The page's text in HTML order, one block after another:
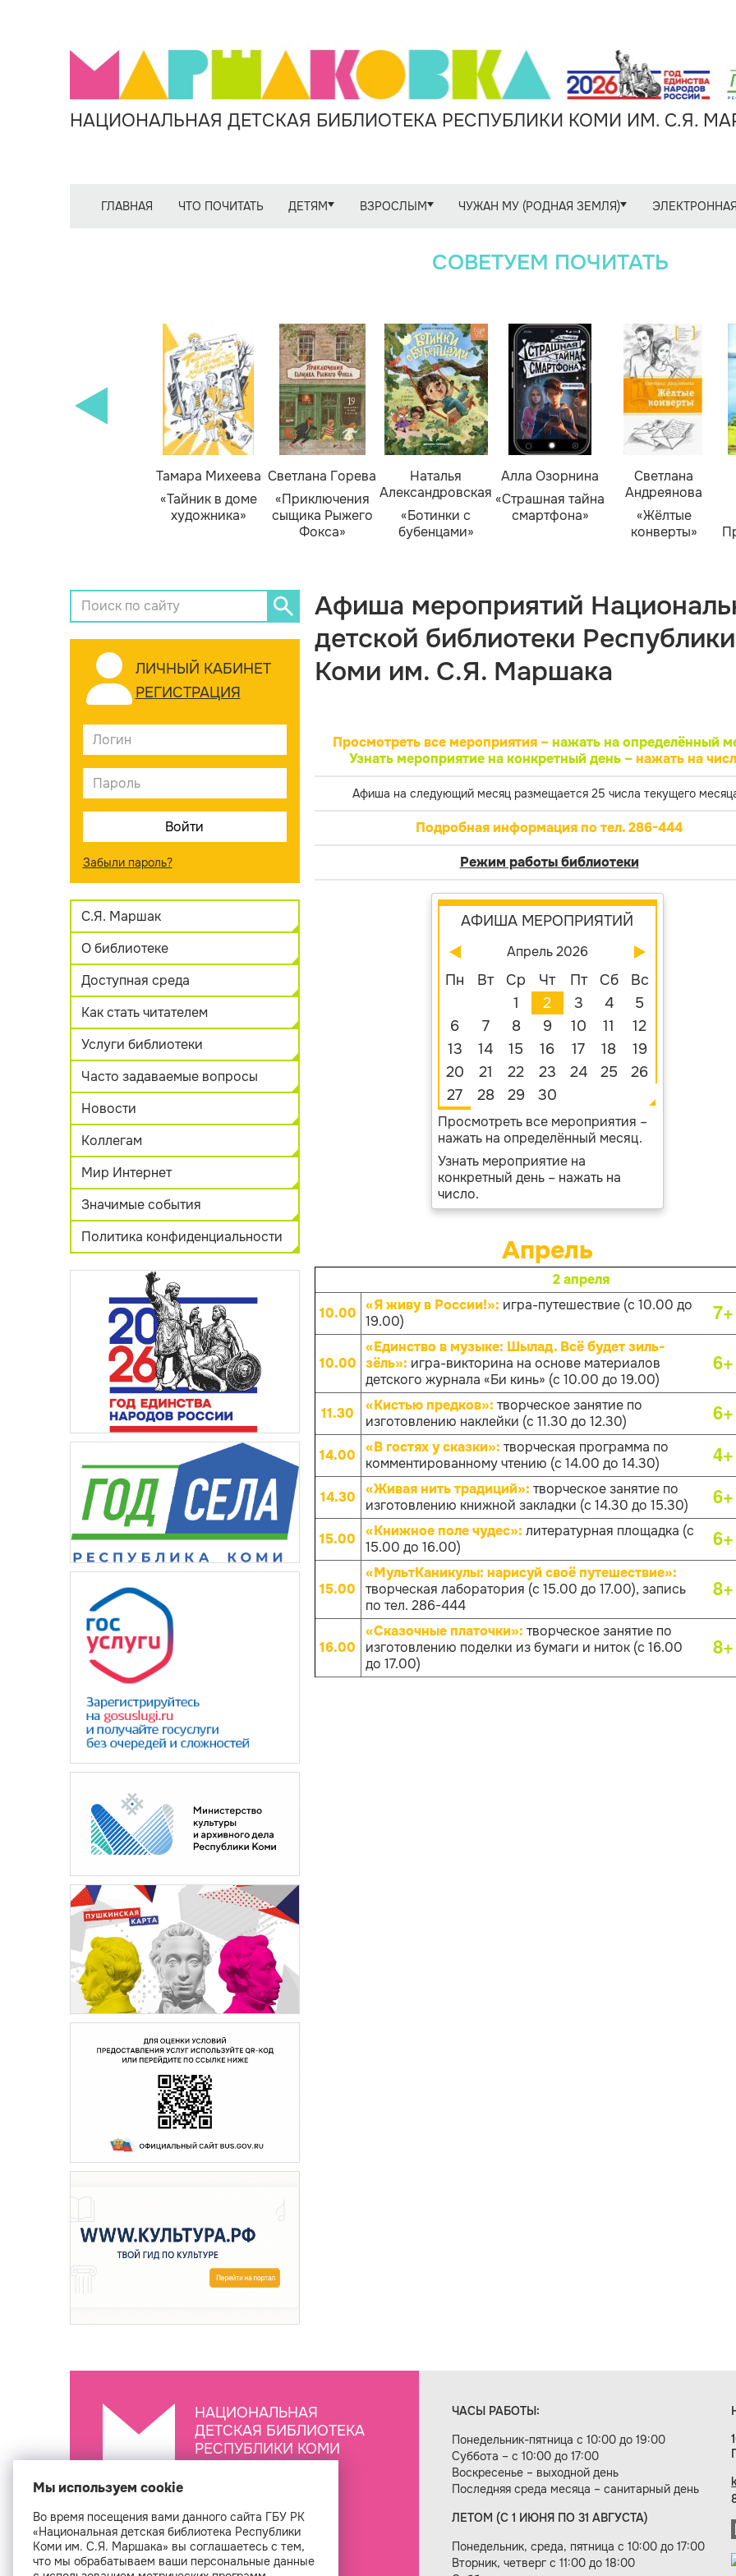
НАЦИОНАЛЬНАЯ ДЕТСКАЯ БИБЛИОТЕКА РЕСПУБЛИКИ КОМИ ИМ. С.Я.
ГЛАВНАЯ ЧТО ПОЧИТАТЬ ДЕТЯМ ВЗРОСЛЫМ ЧУЖАН МУ (РОДНАЯ ЗЕМЛЯ)
СОВЕТУЕМ ПОЧИТАТЬ
Тамара Михеева
«Тайник в доме
художника»
Светлана Горева
«Приключения
сыщика Рыжего
Фокса»
Наталья
Александровская
«Ботинки с
бубенцами»
Алла Озорнина
«Страшная тайна
смартфона»
Светлана
Андреянова
«Жёлтые
конверты»
ЛИЧНЫЙ КАБИНЕТ
РЕГИСТРАЦИЯ
Забыли пароль?
С.Я. Маршак
О библиотеке
Доступная среда
Как стать читателем
Услуги библиотеки
Часто задаваемые вопросы
Новости
Коллегам
Мир Интернет
Значимые события
Политика конфиденциальности
Афиша мероприятий
детской библиотеки Республики
Коми им. С.Я. Маршака
Просмотреть все мероприятия – нажать на определённый
Узнать мероприятие на конкретный день –нажать на
Афиша на следующий месяц размещается 25 числа текущего
Подробная информация по тел. 286-444
Режим работы библиотеки
АФИША МЕРОПРИЯТИЙ
Апрель 2026
Пн Вт Ср Чт Пт Сб
Вс
1
2 3 4
5
6
7 8 9 10 11
12
13
14 15 16 17 18
19
20
21 22 23 24 25
26
27
28 29 30
Просмотреть все мероприятия –
нажать на определённый месяц.
Узнать мероприятие на
конкретный день – нажать на
число.
Апрель
2 апреля
10.00 «Я живу в России!»: игра-путешествие (с 10.00 до
19.00)
7+
10.00
«Единство в музыке: Шылад. Всё будет зиль-
зёль»: игра-викторина на основе материалов
детского журнала «Би кинь» (с 10.00 до 19.00)
6+
11.30 «Кистью предков»: творческое занятие по
изготовлению наклейки (с 11.30 до 12.30)
6+
14.00 «В гостях у сказки»: творческая программа по
комментированному чтению (с 14.00 до 14.30)
4+
14.30 «Живая нить традиций»: творческое занятие по
изготовлению книжной закладки (с 14.30 до 15.30)
6+
15.00 «Книжное поле чудес»: литературная площадка (с
15.00 до 16.00)
6+
15.00
«МультКаникулы: нарисуй своё путешествие»:
творческая лаборатория (с 15.00 до 17.00), запись
по тел. 286-444
8+
16.00
«Сказочные платочки»: творческое занятие по
изготовлению поделки из бумаги и ниток (с 16.00
до 17.00)
8+
НАЦИОНАЛЬНАЯ
ДЕТСКАЯ БИБЛИОТЕКА
РЕСПУБЛИКИ КОМИ
ЧАСЫ РАБОТЫ:
Понедельник-пятница с 10:00 до 19:00
Суббота – с 10:00 до 17:00
Воскресенье – выходной день
Последняя среда месяца – санитарный день
ЛЕТОМ (С 1 ИЮНЯ ПО 31 АВГУСТА)
Понедельник, среда, пятница с 10:00 до 17:00
Вторник, четверг с 11:00 до 18:00
Создание сайта — веб-студия «Цифровой век»
Мы используем cookie
Во время посещения вами данного сайта ГБУ РК
«Национальная детская библиотека Республики
Коми им. С.Я. Маршака» вы соглашаетесь с тем,
что мы обрабатываем ваши персональные данные